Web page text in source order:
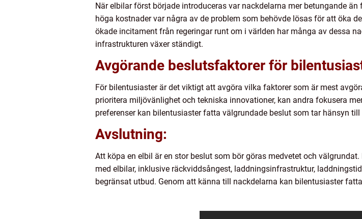
När elbilar först började introduceras var nackdelarna mer betungande
höga kostnader var några av de problem som behövde lösas för att öka
ökade incitament från regeringar runt om i världen har många av dessa
infrastrukturen växer ständigt.
Avgörande beslutsfaktorer för
För bilentusiaster är det viktigt att avgöra vilka faktorer som är mest
prioritera miljövänlighet och tekniska innovationer, kan andra fokusera
preferenser kan bilentusiaster fatta välgrundade beslut som tar hänsyn
Avslutning:
Att köpa en elbil är en stor beslut som bör göras medvetet och
med elbilar, inklusive räckviddsångest, laddningsinfrastruktur,
begränsat utbud. Genom att känna till nackdelarna kan bilentusiaster